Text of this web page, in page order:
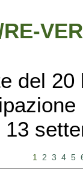
del
1 2 3 4 5